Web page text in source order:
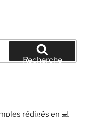
Recherche
rédigés en 💻